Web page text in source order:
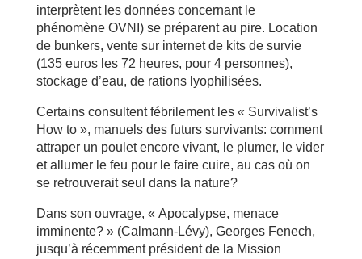
interprètent les données concernant le
phénomène OVNI) se préparent au pire. Location
de bunkers, vente sur internet de kits de survie
(135 euros les 72 heures, pour 4 personnes),
stockage d’eau, de rations lyophilisées.
Certains consultent fébrilement les « Survivalist’s
How to », manuels des futurs survivants: comment
attraper un poulet encore vivant, le plumer, le vider
et allumer le feu pour le faire cuire, au cas où on
se retrouverait seul dans la nature?
Dans son ouvrage, « Apocalypse, menace
imminente? » (Calmann-Lévy), Georges Fenech,
jusqu’à récemment président de la Mission